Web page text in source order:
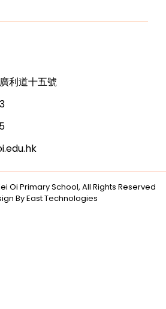
利道十五號
Oi Primary School, All Rights Reserved
By East Technologies